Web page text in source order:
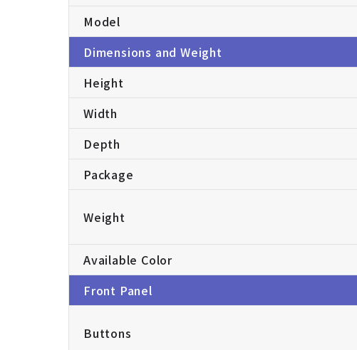
Model
Dimensions and Weight
Height
Width
Depth
Package
Weight
Available Color
Front Panel
Buttons